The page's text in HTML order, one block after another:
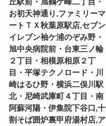
お初天神通り,ファミリーマ
ートＴＸ秋葉原駅店,セブン
イレブン袖ケ浦のぞみ野・
旭中央病院前・台東三ノ輪
２丁目・相模原相原２丁
目・平塚テクノロード・川
崎はるひ野・横浜二俣川駅
北・尼崎武庫町４丁目・南
阿蘇河陽・伊集院下谷口,十
割そば囲炉裏甲府湯村店,ア